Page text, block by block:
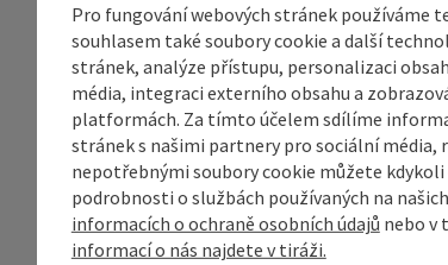
Pro ochranu
společnosti
přijímáte
bez
Přihlášení k
Pro fungování webových stránek používáme
souhlasem také soubory cookie a další
stránek, analýze přístupu, personalizaci
média, integraci externího obsahu a
platformách. Za tímto účelem sdílíme
stránek s našimi partnery pro sociální média,
nepotřebnými soubory cookie můžete
podrobnosti o službách používaných na
informacích o ochraně osobních údajů nebo v
informací o nás najdete v tiráži.